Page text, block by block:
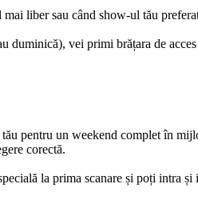
liber sau când show-ul tău preferat
vei primi brățara de
pentru un weekend complet în
corectă.
la prima scanare și poți intra